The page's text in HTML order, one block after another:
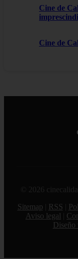
Cine de
Cine de
© 2026
Sitemap
RSS
Aviso legal
Diseño